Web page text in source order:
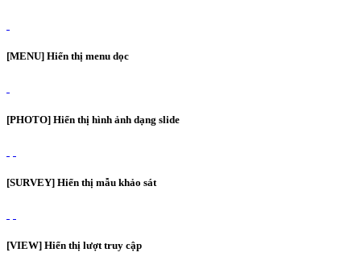
[MENU] Hiển thị menu dọc
[PHOTO] Hiển thị hình ảnh dạng slide
[SURVEY] Hiển thị mẫu khảo sát
[VIEW] Hiển thị lượt truy cập